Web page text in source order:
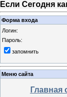
Если Сегодня
Форма входа
Логин:
Пароль:
запомнить
Меню сайта
Главная